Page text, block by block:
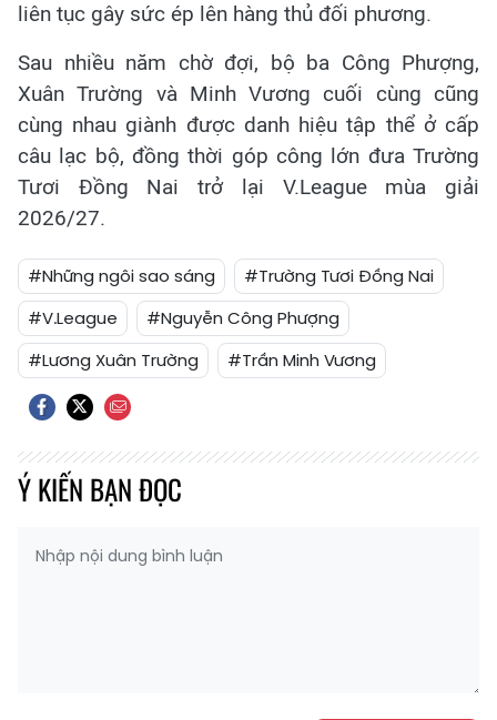
liên tục gây sức ép lên hàng thủ đối phương.
Sau nhiều năm chờ đợi, bộ ba Công Phượng,
Xuân Trường và Minh Vương cuối cùng cũng
cùng nhau giành được danh hiệu tập thể ở cấp
câu lạc bộ, đồng thời góp công lớn đưa Trường
Tươi Đồng Nai trở lại V.League mùa giải
2026/27.
#Những ngôi sao sáng
#Trường Tươi Đồng Nai
#V.League
#Nguyễn Công Phượng
#Lương Xuân Trường
#Trần Minh Vương
Ý KIẾN BẠN ĐỌC